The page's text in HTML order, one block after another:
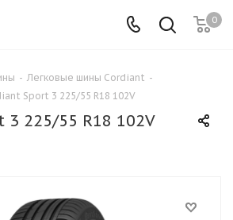
0
- Легковые шины Cordiant -
Sport 3 225/55 R18 102V
3 225/55 R18 102V